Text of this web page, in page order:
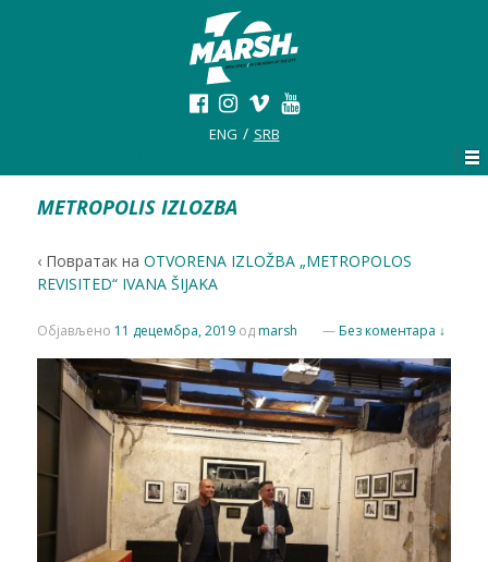
ENG SRB
METROPOLIS IZLOZBA
‹ Повратак на OTVORENA IZLOŽBA „METROPOLOS
REVISITED“ IVANA ŠIJAKA
Објављено 11 децембра, 2019одmarsh — Без коментара ↓